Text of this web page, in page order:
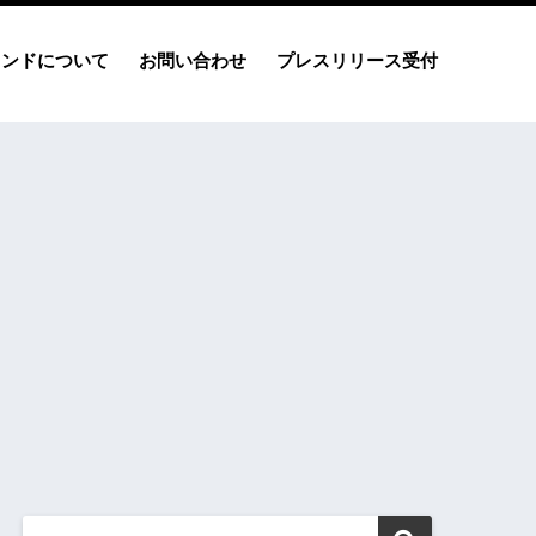
ドについて お問い合わせ プレスリリース受付